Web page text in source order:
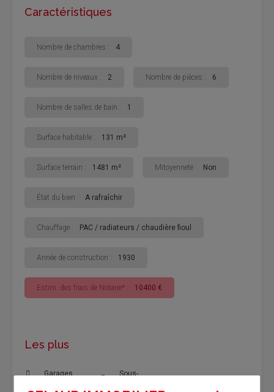
Caractéristiques
Nombre de chambres : 4
Nombre de niveaux : 2 Nombre de pièces : 6
Nombre de salles de bain : 1
Surface habitable : 131 m²
Surface terrain : 1481 m² Mitoyenneté : Non
État du bien : A rafraîchir
Chauffage : PAC / radiateurs / chaudière fioul
Année de construction : 1930
Estim. des frais de Notaire* : 10400 €
Les plus
Garages
Sous-